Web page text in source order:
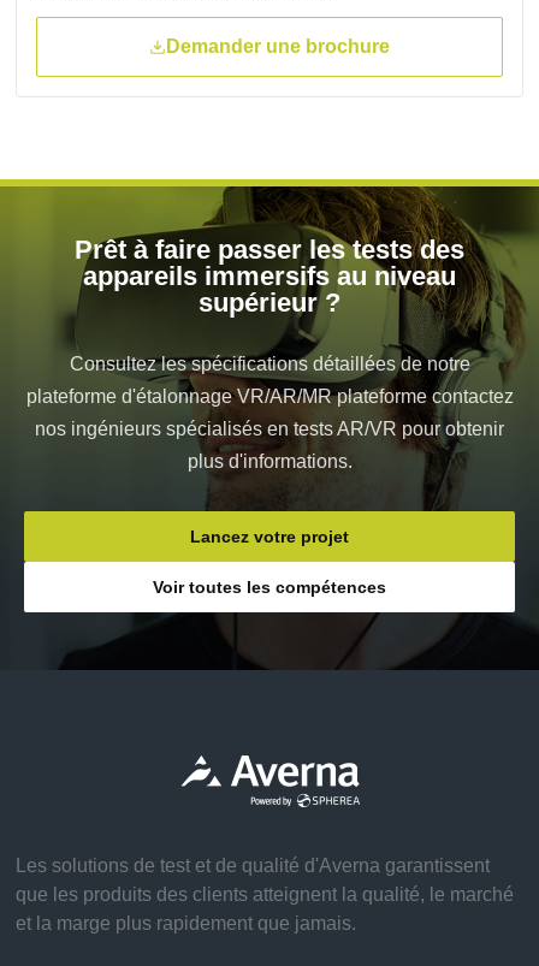
Demander une brochure
Prêt à faire passer les tests des
appareils immersifs au niveau
supérieur ?
Consultez les spécifications détaillées de notre
plateforme d'étalonnage VR/AR/MR plateforme contactez
nos ingénieurs spécialisés en tests AR/VR pour obtenir
plus d'informations.
Lancez votre projet
Voir toutes les compétences
Les solutions de test et de qualité d'Averna garantissent
que les produits des clients atteignent la qualité, le marché
et la marge plus rapidement que jamais.